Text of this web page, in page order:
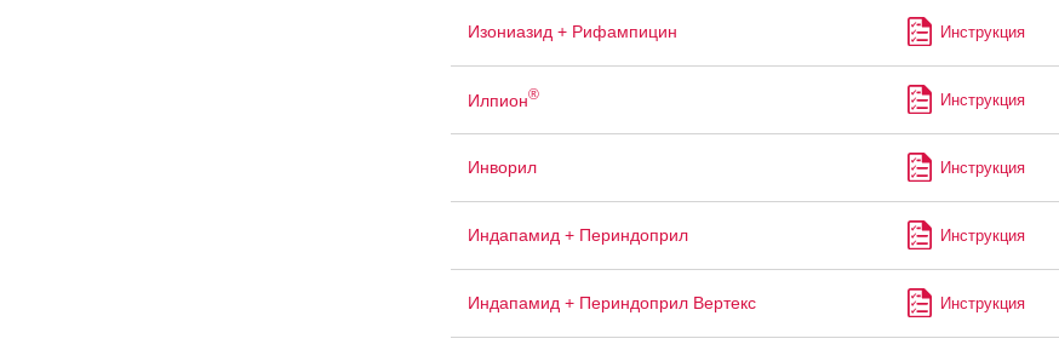
Изониазид + Рифампицин Инструкция
Илпион® Инструкция
Инворил Инструкция
Индапамид + Периндоприл Инструкция
Индапамид + Периндоприл Вертекс Инструкция